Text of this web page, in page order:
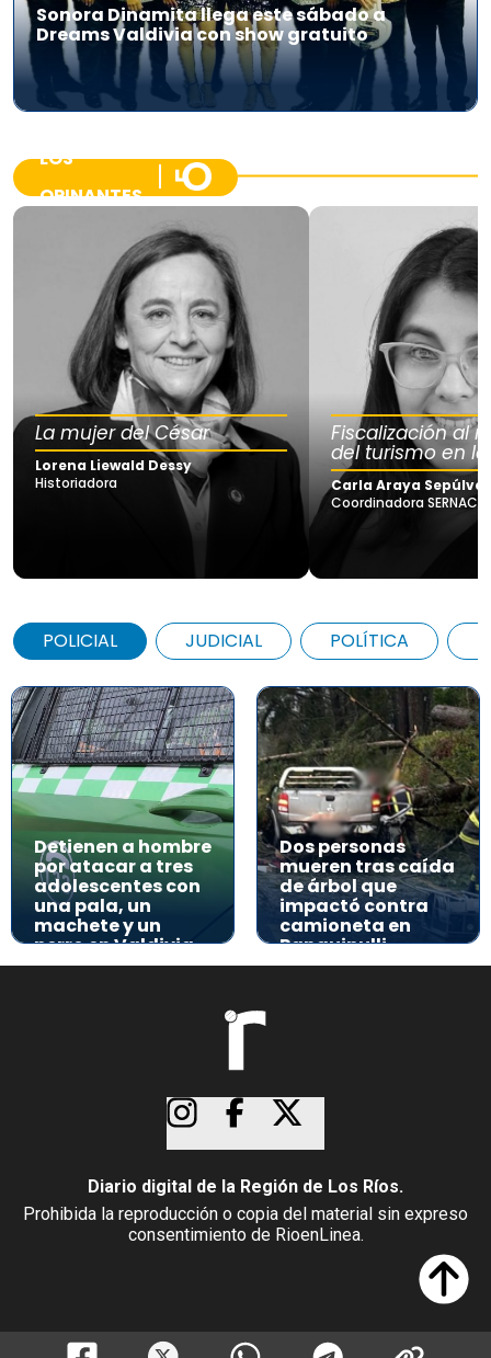
Sonora Dinamita llega este sábado a
Dreams Valdivia con show gratuito
LOS
OPINANTES
La mujer del César
Lorena Liewald Dessy
Historiadora
Fiscalización al
del turismo en
Carla Araya
Coordinadora SERNAC
POLICIAL JUDICIAL POLÍTICA
Detienen a hombre
por atacar a tres
adolescentes con
una pala, un
machete y un
perro en Valdivia
Dos personas
mueren tras caída
de árbol que
impactó contra
camioneta en
Panguipulli
Diario digital de la Región de Los Ríos.
Prohibida la reproducción o copia del material sin expreso
consentimiento de RioenLinea.